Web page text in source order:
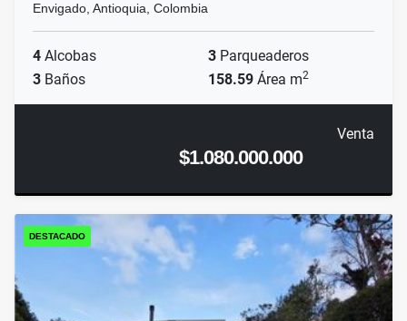
Envigado, Antioquia, Colombia
4 Alcobas 3 Parqueaderos
3 Baños 158.59 Área m2
Venta
$1.080.000.000
DESTACADO